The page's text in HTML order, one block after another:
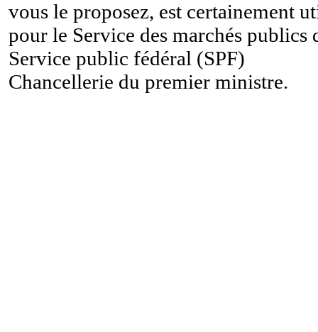
vous le proposez, est certainement
pour le Service des marchés publics
Service public fédéral (SPF)
Chancellerie du premier ministre.